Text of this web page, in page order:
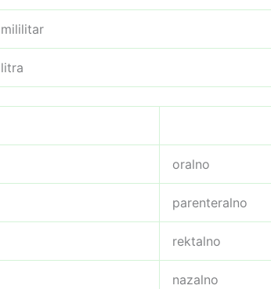
mililitar
litra
oralno
parenteralno
rektalno
nazalno